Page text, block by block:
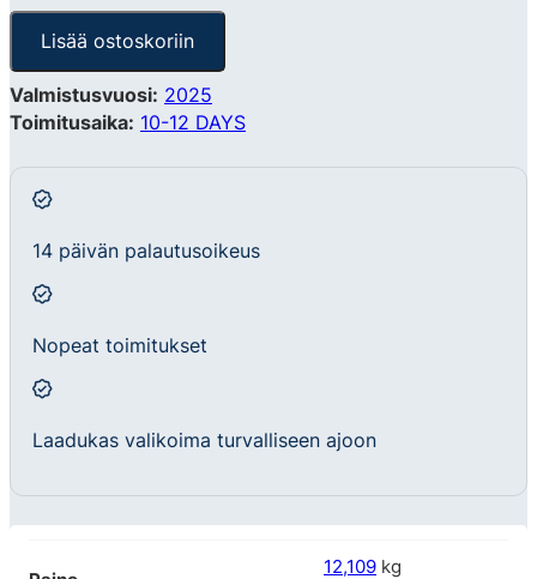
Lisää ostoskoriin
Valmistusvuosi: 2025
Toimitusaika: 10-12 DAYS
14 päivän palautusoikeus
Nopeat toimitukset
Laadukas valikoima turvalliseen ajoon
12,109 kg